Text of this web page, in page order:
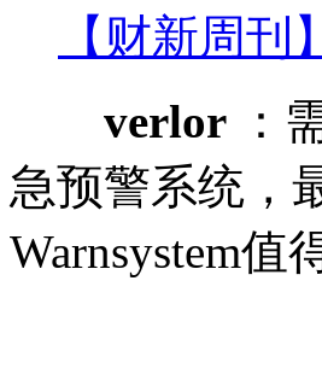
【财新周
verlor
：
急预警系统，
Warnsystem值